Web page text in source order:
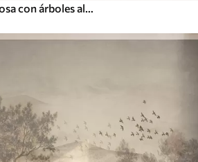
Escena forestal luminosa con árboles altos